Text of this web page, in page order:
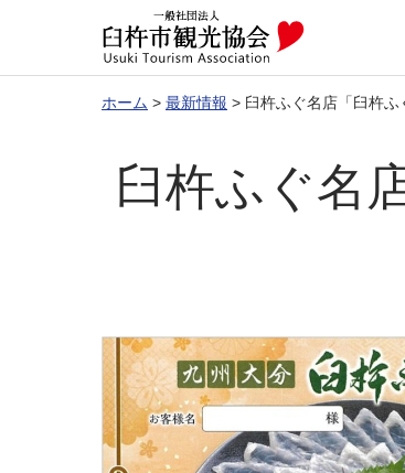
ホーム > 最新情報 > 臼杵ふぐ名店「臼杵
臼杵ふぐ名